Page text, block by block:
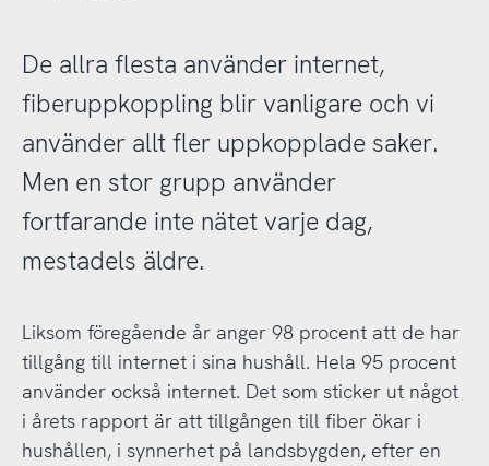
De allra flesta använder internet,
fiberuppkoppling blir vanligare och vi
använder allt fler uppkopplade saker.
Men en stor grupp använder
fortfarande inte nätet varje dag,
mestadels äldre.
Liksom föregående år anger 98 procent att de har
tillgång till internet i sina hushåll. Hela 95 procent
använder också internet. Det som sticker ut något
i årets rapport är att tillgången till fiber ökar i
hushållen, i synnerhet på landsbygden, efter en